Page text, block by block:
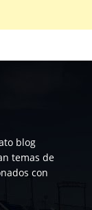
blog
temas de
con